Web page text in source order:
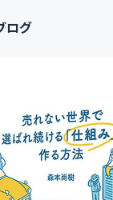
ログ